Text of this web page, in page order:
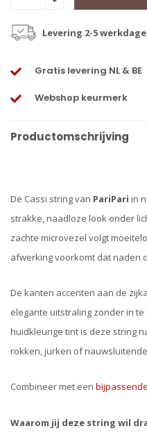
Levering 2-5
Gratis levering NL & BE
Webshop keurmerk
Productomschrijving
De Cassi string van PariPari in
strakke, naadloze look onder
zachte microvezel volgt
afwerking voorkomt dat naden
De kanten accenten aan de
elegante uitstraling zonder in
huidkleurige tint is deze string
rokken, jurken of
Combineer met een
Waarom jij deze string wil